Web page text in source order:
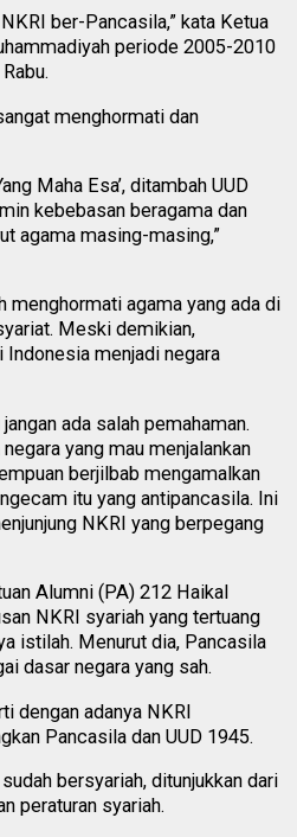
ber-Pancasila,” kata Ketua
periode 2005-2010
menghormati dan
Maha Esa’, ditambah UUD
kebebasan beragama dan
agama masing-masing,”
menghormati agama yang ada di
Meski demikian,
Indonesia menjadi negara
ada salah pemahaman.
yang mau menjalankan
berjilbab mengamalkan
itu yang antipancasila. Ini
NKRI yang berpegang
Alumni (PA) 212 Haikal
NKRI syariah yang tertuang
istilah. Menurut dia, Pancasila
dasar negara yang sah.
dengan adanya NKRI
Pancasila dan UUD 1945.
bersyariah, ditunjukkan dari
peraturan syariah.